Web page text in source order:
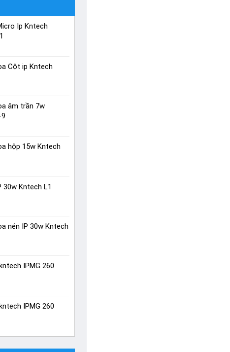
Ip Kntech
Cột ip Kntech
âm trần 7w
hộp 15w Kntech
30w Kntech L1
nén IP 30w Kntech
IPMG 260
IPMG 260